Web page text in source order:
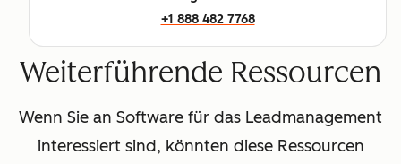
+1 888 482 7768
Weiterführende Ressourcen
Wenn Sie an Software für das Leadmanagement
interessiert sind, könnten diese Ressourcen